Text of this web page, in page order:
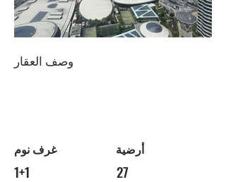
وصف العقار
غرف نوم
1+1
أرضية
27